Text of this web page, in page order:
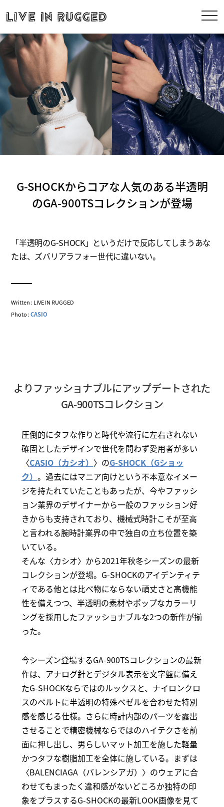
G-SHOCKからコアな人気のある半透明
のGA-900TSコレクションが登場
「半透明のG-SHOCK」というだけで反応してしまうあな
たは、ズバリアラフォー世代に違いない。
Written : LIVE IN RUGGED
Photo :CASIO
よりファッショナブルにアップデートされた
GA-900TSコレクション
圧倒的にタフな作りと時代や流行に左右されない
確固としたデザインで世代を問わず愛用者が多い
〈CASIO（カシオ） 〉のG-SHOCK（Gショッ
ク） 。過去にはマニア向けという不本意なイメー
ジを持たれていたこともあったが、今やファッシ
ョン業界のデザイナーから一般のファッション好
きからも支持されており、機械式時計こそが至高
と言われる腕時計業界の中で独自の立ち位置を築
いている。
そんな〈カシオ〉から2021年秋冬シーズンの最新
コレクションが登場。G-SHOCKのアイデンティテ
ィである他とは比べ物にならない頑丈さと高機能
性を備えつつ、半透明の素材やポップなカラーリ
ングを採用したファッショナブルな2つの新作が揃
った。
今シーズン登場するGA-900TSコレクションの最新
作は、アナログ針とデジタル表示を文字盤に備え
たG-SHOCKならではのルックスと、ナイロンクロ
スのベルトに半透明の特殊ベゼルを合わせた特別
感を感じる仕様。さらに時計内部のパーツを露出
させることで精密機械ならではのハイテクさを前
面に押し出し、男らしいマット加工を施した軽量
かつタフな樹脂加工を全体に施している。まずは
〈BALENCIAGA（バレンシアガ）〉のウェアに合
わせてもまったく違和感がないどころか独特の印
象をプラスするG-SHOCKの最新LOOK画像を見て